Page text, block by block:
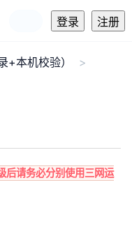
登录 注册
+本机校验）
后请务必分别使用三网运